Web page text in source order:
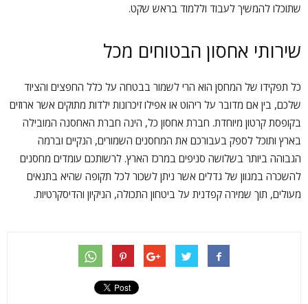
שתוכלו להמשיך לעבוד וללמוד בראש שקט.
שירותי אחסון הבטוחים מכל
כל תפקידו של המחסן הוא הרי לשמור בבטחה על כלל החפצים והציוד
שלכם, בין אם מדובר על ריהוט או אפילו זיכרונות ילדות מתוקים אשר ארוזים
בקופסת קרטון מיוחדת. חברת אחסון כל, הינה חברת האחסנה המובילה
בארץ ותוכל לספק בעבורכם את המחסנים השמורים, הנקיים וברמה
הגבוהה ביותר בשלושה סניפים במרכז הארץ. לרשותכם עומדים מחסנים
להשכרה במגוון של גדלים אשר ניתן לשכור לכל תקופה שהיא בתנאים
מעולים, תוך שמירה קפדנית על ביטחון התכולה, הניקיון והדיסקרטיות.